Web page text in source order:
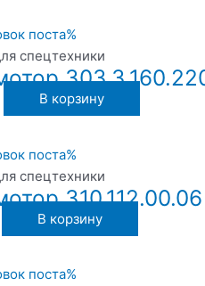
спецтехники
В корзину
спецтехники
310.112.00.06
В корзину